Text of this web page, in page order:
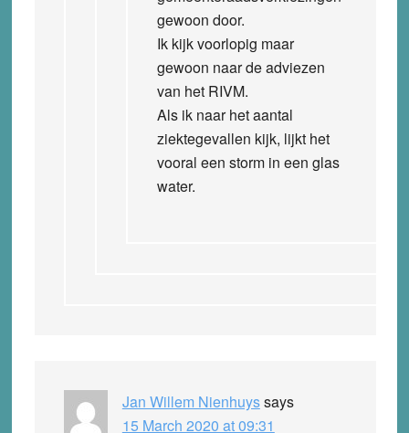
gewoon door.
Ik kijk voorlopig maar
gewoon naar de adviezen
van het RIVM.
Als ik naar het aantal
ziektegevallen kijk, lijkt het
vooral een storm in een glas
water.
Jan Willem Nienhuyssays
15 March 2020 at 09:31